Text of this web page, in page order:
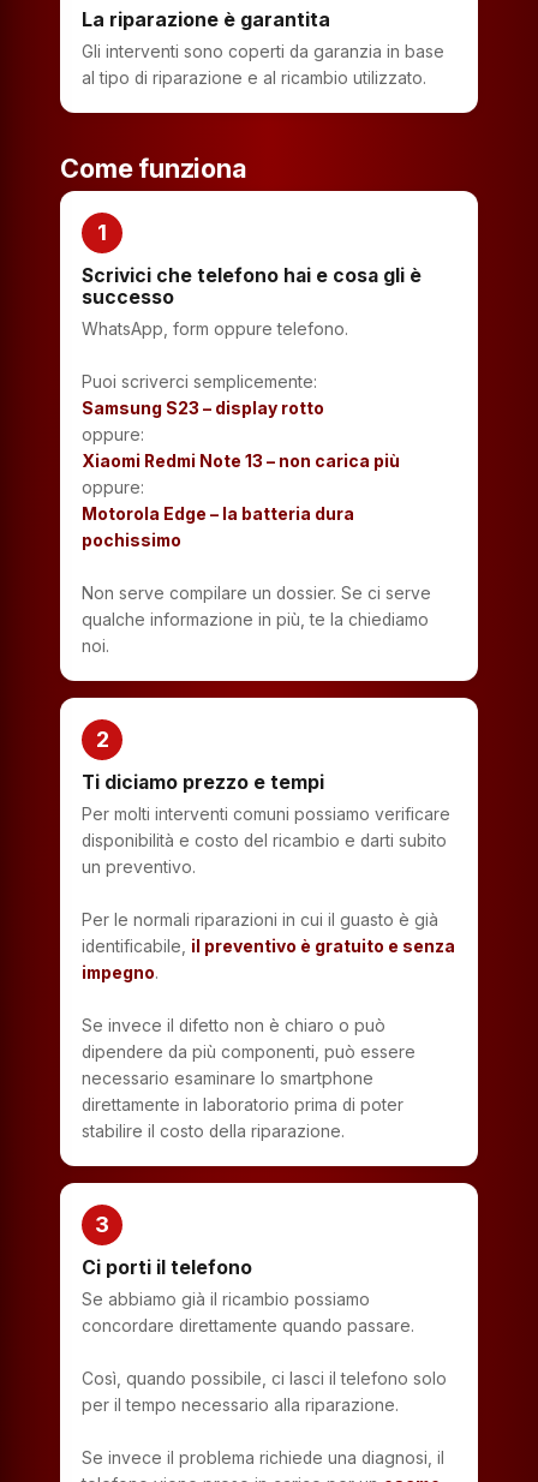
La riparazione è garantita
Gli interventi sono coperti da garanzia in base
al tipo di riparazione e al ricambio utilizzato.
Come funziona
1
Scrivici che telefono hai e cosa gli è
successo
WhatsApp, form oppure telefono.
Puoi scriverci semplicemente:
Samsung S23 – display rotto
oppure:
Xiaomi Redmi Note 13 – non carica più
oppure:
Motorola Edge – la batteria dura
pochissimo
Non serve compilare un dossier. Se ci serve
qualche informazione in più, te la chiediamo
noi.
2
Ti diciamo prezzo e tempi
Per molti interventi comuni possiamo verificare
disponibilità e costo del ricambio e darti subito
un preventivo.
Per le normali riparazioni in cui il guasto è già
identificabile, il preventivo è gratuito e senza
impegno.
Se invece il difetto non è chiaro o può
dipendere da più componenti, può essere
necessario esaminare lo smartphone
direttamente in laboratorio prima di poter
stabilire il costo della riparazione.
3
Ci porti il telefono
Se abbiamo già il ricambio possiamo
concordare direttamente quando passare.
Così, quando possibile, ci lasci il telefono solo
per il tempo necessario alla riparazione.
Se invece il problema richiede una diagnosi, il